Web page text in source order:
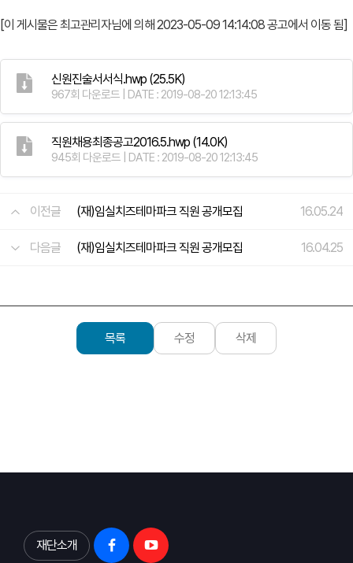
[이 게시물은 최고관리자님에 의해 2023-05-09 14:14:08 공고에서 이동 됨]
신원진술서서식.hwp (25.5K)
967회 다운로드 | DATE : 2019-08-20 12:13:45
직원채용최종공고2016.5.hwp (14.0K)
945회 다운로드 | DATE : 2019-08-20 12:13:45
이전글 (재)임실치즈테마파크 직원 공개모집 16.05.24
다음글 (재)임실치즈테마파크 직원 공개모집 16.04.25
목록 수정 삭제
재단소개